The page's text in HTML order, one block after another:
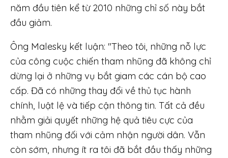
năm đầu tiên kể từ 2010 những chỉ số này bắt
đầu giảm.
Ông Malesky kết luận: "Theo tôi, những nỗ lực
của công cuộc chiến tham nhũng đã không chỉ
dừng lại ở những vụ bắt giam các cán bộ cao
cấp. Đã có những thay đổi về thủ tục hành
chính, luật lệ và tiếp cận thông tin. Tất cả đều
nhằm giải quyết những hệ quả tiêu cực của
tham nhũng đối với cảm nhận người dân. Vẫn
còn sớm, nhưng ít ra tôi đã bắt đầu thấy những